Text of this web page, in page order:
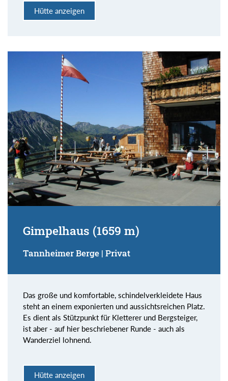
Hütte anzeigen
Gimpelhaus (1659 m)
Tannheimer Berge | Privat
Das große und komfortable, schindelverkleidete Haus
steht an einem exponierten und aussichtsreichen Platz.
Es dient als Stützpunkt für Kletterer und Bergsteiger,
ist aber - auf hier beschriebener Runde - auch als
Wanderziel lohnend.
Hütte anzeigen